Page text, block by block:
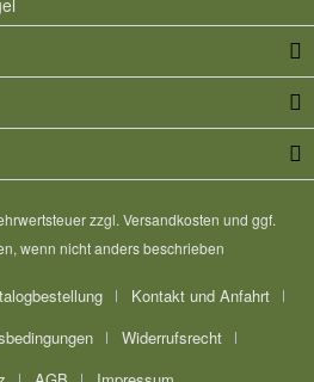
zzgl. Versandkosten und ggf.
wenn nicht anders beschrieben
Kontakt und Anfahrt
Widerrufsrecht